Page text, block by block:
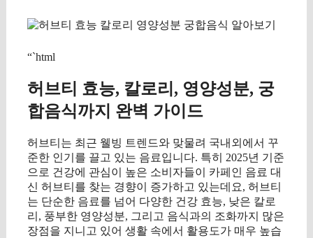
“`html
허브티 효능, 칼로리, 영양성분, 궁
합음식까지 완벽 가이드
허브티는 최근 웰빙 트렌드와 맞물려 국내외에서 꾸
준한 인기를 끌고 있는 음료입니다. 특히 2025년 기준
으로 건강에 관심이 높은 소비자들이 카페인 음료 대
신 허브티를 찾는 경향이 증가하고 있는데요, 허브티
는 단순한 음료를 넘어 다양한 건강 효능, 낮은 칼로
리, 풍부한 영양성분, 그리고 음식과의 조화까지 많은
장점을 지니고 있어 생활 속에서 활용도가 매우 높습